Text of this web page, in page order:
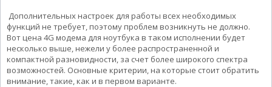
Дополнительных настроек для работы всех необходимых
функций не требует, поэтому проблем возникнуть не должно.
Вот цена 4G модема для ноутбука в таком исполнении будет
несколько выше, нежели у более распространенной и
компактной разновидности, за счет более широкого спектра
возможностей. Основные критерии, на которые стоит обратить
внимание, такие, как и в первом варианте.